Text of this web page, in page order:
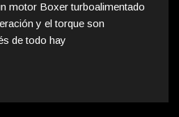
motor Boxer turboalimentado
y el torque son
de todo hay